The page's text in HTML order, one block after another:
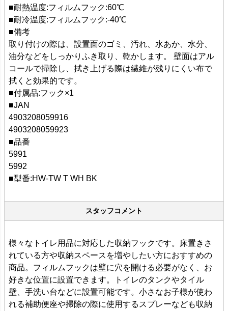
■耐熱温度:フィルムフック:60℃
■耐冷温度:フィルムフック:-40℃
■備考
取り付けの際は、設置面のゴミ、汚れ、水あか、水分、
油分などをしっかりふき取り、乾かします。 壁面はアル
コールで掃除し、拭き上げる際は繊維が残りにくい布で
拭くと効果的です。
■付属品:フック×1
■JAN
4903208059916
4903208059923
■品番
5991
5992
■型番:HW-TW T WH BK
スタッフコメント
様々なトイレ用品に対応した収納フックです。床置きさ
れている方や収納スペースを増やしたい方におすすめの
商品。フィルムフックは壁に穴を開ける必要がなく、お
好きな位置に設置できます。トイレのタンクやタイル
壁、手洗い台などに設置可能です。小さなお子様が使わ
れる補助便座や掃除の際に使用するスプレーなども収納